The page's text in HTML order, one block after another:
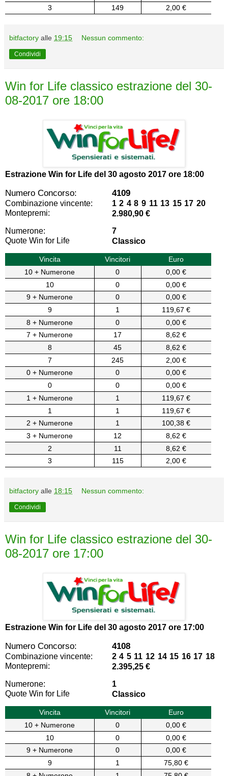
3
149 2,00 €
bitfactory alle 19:15 Nessun commento:
Condividi
Win for Life classico estrazione del 30-
08-2017 ore 18:00
Estrazione Win for Life del 30 agosto 2017 ore 18:00
Numero Concorso: 4109
Combinazione vincente:
1 2 4 8 9 11 13 15 17 20
Montepremi:
2.980,90 €
Numerone:
7
Quote Win for Life
Classico
Vincita Vincitori
Euro
10 + Numerone
0
0,00 €
10
0
0,00 €
9 + Numerone
0
0,00 €
9
1
119,67 €
8 + Numerone
0
0,00 €
7 + Numerone
17
8,62 €
8
45
8,62 €
7
245
2,00 €
0 + Numerone
0
0,00 €
0
0
0,00 €
1 + Numerone
1
119,67 €
1
1
119,67 €
2 + Numerone
1
100,38 €
3 + Numerone
12
8,62 €
2
11
8,62 €
3
115 2,00 €
bitfactory alle 18:15 Nessun commento:
Condividi
Win for Life classico estrazione del 30-
08-2017 ore 17:00
Estrazione Win for Life del 30 agosto 2017 ore 17:00
Numero Concorso: 4108
Combinazione vincente:
2 4 5 11 12 14 15 16 17 18
Montepremi:
2.395,25 €
Numerone:
1
Quote Win for Life
Classico
Vincita Vincitori
Euro
10 + Numerone
0
0,00 €
10
0
0,00 €
9 + Numerone
0
0,00 €
9
1
75,80 €